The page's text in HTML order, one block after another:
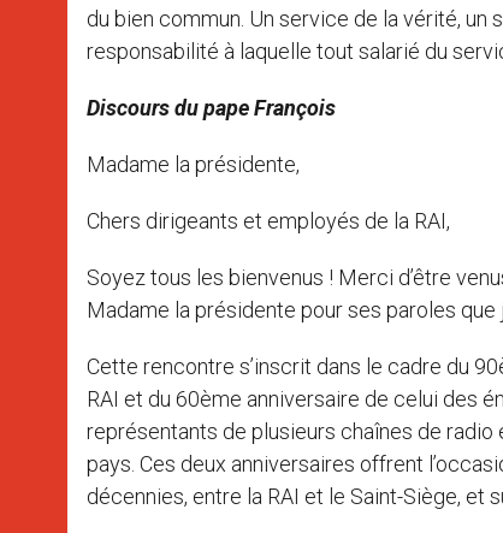
du bien commun. Un service de la vérité, un
responsabilité à laquelle tout salarié du
Discours du pape François
Madame la présidente,
Chers dirigeants et employés de la RAI,
Soyez tous les bienvenus ! Merci d’être
Madame la présidente pour ses paroles que
Cette rencontre s’inscrit dans le cadre du
RAI et du 60ème anniversaire de celui des
représentants de plusieurs chaînes de
pays. Ces deux anniversaires offrent
décennies, entre la RAI et le Saint-Siège, et